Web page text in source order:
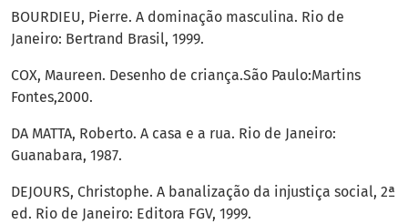
BOURDIEU, Pierre. A dominação masculina. Rio de
Janeiro: Bertrand Brasil, 1999.
COX, Maureen. Desenho de criança.São Paulo:Martins
Fontes,2000.
DA MATTA, Roberto. A casa e a rua. Rio de Janeiro:
Guanabara, 1987.
DEJOURS, Christophe. A banalização da injustiça social, 2ª
ed. Rio de Janeiro: Editora FGV, 1999.